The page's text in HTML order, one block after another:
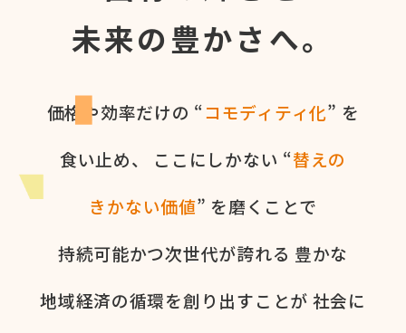
未来の豊かさへ。
価格や​効率だけの​ “コモディティ化” を​
食い​止め、
ここに​しかない​ “替えの​
きかない​価値” を​磨く​ことで
持続可能かつ次世代が​誇れる 豊かな​
地域経済の​循環を​創り出すことが 社会に​